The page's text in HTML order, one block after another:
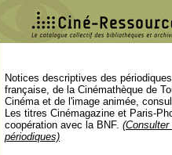
Notices descriptives des
française, de la Cinémathèque de
Cinéma et de l'image animée,
Les titres Cinémagazine et Paris-
coopération avec la BNF.
périodiques)